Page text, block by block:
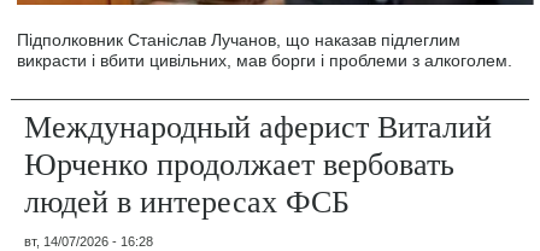
Підполковник Станіслав Лучанов, що наказав підлеглим
викрасти і вбити цивільних, мав борги і проблеми з алкоголем.
Международный аферист Виталий
Юрченко продолжает вербовать
людей в интересах ФСБ
вт, 14/07/2026 - 16:28